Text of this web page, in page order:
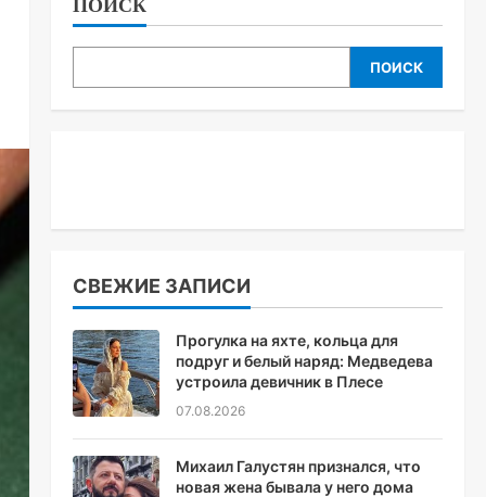
ПОИСК
СВЕЖИЕ ЗАПИСИ
Прогулка на яхте, кольца для
подруг и белый наряд: Медведева
устроила девичник в Плесе
07.08.2026
Михаил Галустян признался, что
новая жена бывала у него дома